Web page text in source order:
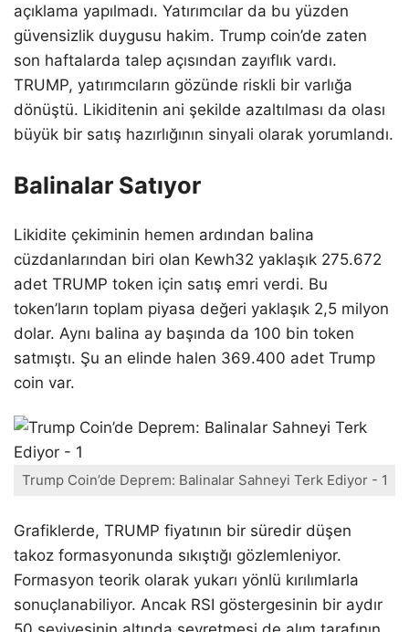
açıklama yapılmadı. Yatırımcılar da bu yüzden
güvensizlik duygusu hakim. Trump coin’de zaten
son haftalarda talep açısından zayıflık vardı.
TRUMP, yatırımcıların gözünde riskli bir varlığa
dönüştü. Likiditenin ani şekilde azaltılması da olası
büyük bir satış hazırlığının sinyali olarak yorumlandı.
Balinalar Satıyor
Likidite çekiminin hemen ardından balina
cüzdanlarından biri olan Kewh32 yaklaşık 275.672
adet TRUMP token için satış emri verdi. Bu
token’ların toplam piyasa değeri yaklaşık 2,5 milyon
dolar. Aynı balina ay başında da 100 bin token
satmıştı. Şu an elinde halen 369.400 adet Trump
coin var.
Trump Coin’de Deprem: Balinalar Sahneyi Terk Ediyor - 1
Grafiklerde, TRUMP fiyatının bir süredir düşen
takoz formasyonunda sıkıştığı gözlemleniyor.
Formasyon teorik olarak yukarı yönlü kırılımlarla
sonuçlanabiliyor. Ancak RSI göstergesinin bir aydır